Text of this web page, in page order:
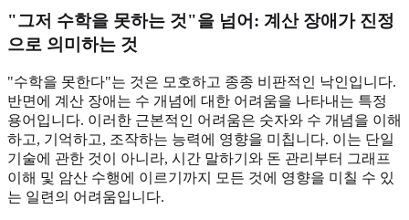
"그저 수학을 못하는 것"을 넘어: 계산 장애가 진정
으로 의미하는 것
"수학을 못한다"는 것은 모호하고 종종 비판적인 낙인입니다.
반면에 계산 장애는 수 개념에 대한 어려움을 나타내는 특정
용어입니다. 이러한 근본적인 어려움은 숫자와 수 개념을 이해
하고, 기억하고, 조작하는 능력에 영향을 미칩니다. 이는 단일
기술에 관한 것이 아니라, 시간 말하기와 돈 관리부터 그래프
이해 및 암산 수행에 이르기까지 모든 것에 영향을 미칠 수 있
는 일련의 어려움입니다.